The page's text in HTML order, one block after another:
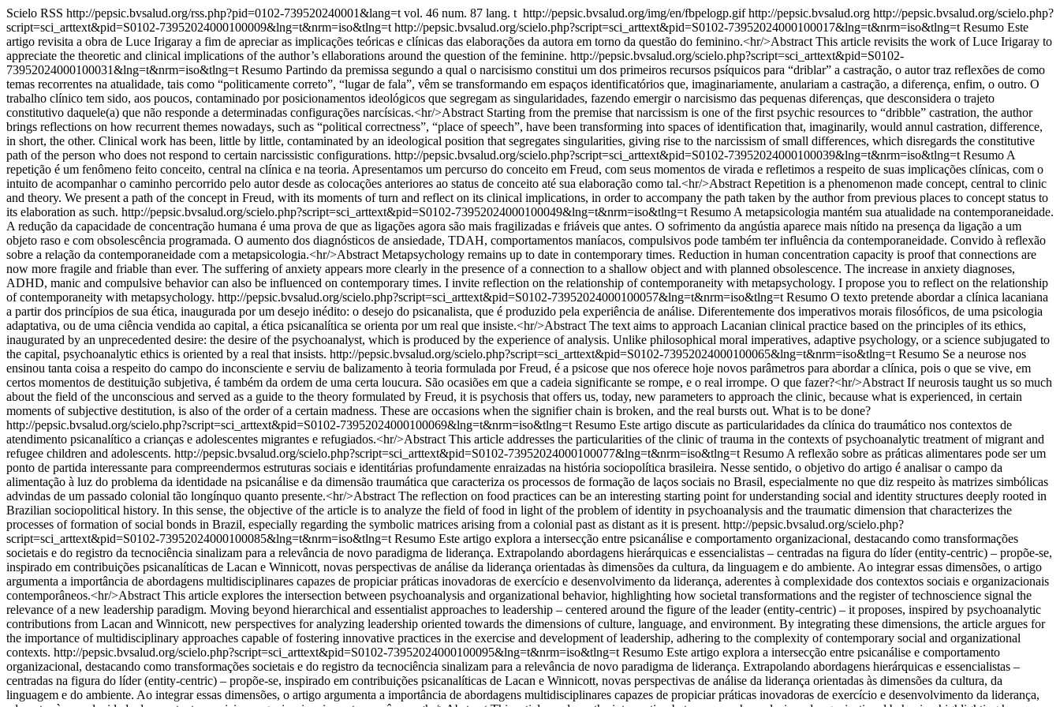
Scielo RSS http://pepsic.bvsalud.org/rss.php?pid=0102-739520240001&lang=t vol. 46 num. 87 lang. t http://pepsic.bvsalud.org/img/en/fbpelogp.gif http://pepsic.bvsalud.org http://pepsic.bvsalud.org/scielo.php?
script=sci_arttext&pid=S0102-73952024000100009&lng=t&nrm=iso&tlng=t http://pepsic.bvsalud.org/scielo.php?script=sci_arttext&pid=S0102-73952024000100017&lng=t&nrm=iso&tlng=t Resumo Este
artigo revisita a obra de Luce Irigaray a fim de apreciar as implicações teóricas e clínicas das elaborações da autora em torno da questão do feminino.<hr/>Abstract This article revisits the work of Luce Irigaray to
appreciate the theoretic and clinical implications of the author’s ellaborations around the question of the feminine. http://pepsic.bvsalud.org/scielo.php?script=sci_arttext&pid=S0102-
73952024000100031&lng=t&nrm=iso&tlng=t Resumo Partindo da premissa segundo a qual o narcisismo constitui um dos primeiros recursos psíquicos para “driblar” a castração, o autor traz reflexões de como
temas recorrentes na atualidade, tais como “politicamente correto”, “lugar de fala”, vêm se transformando em espaços identificatórios que, imaginariamente, anulariam a castração, a diferença, enfim, o outro. O
trabalho clínico tem sido, aos poucos, contaminado por posicionamentos ideológicos que segregam as singularidades, fazendo emergir o narcisismo das pequenas diferenças, que desconsidera o trajeto
constitutivo daquele(a) que não responde a determinadas configurações narcísicas.<hr/>Abstract Starting from the premise that narcissism is one of the first psychic resources to “dribble” castration, the author
brings reflections on how recurrent themes nowadays, such as “political correctness”, “place of speech”, have been transforming into spaces of identification that, imaginarily, would annul castration, difference,
in short, the other. Clinical work has been, little by little, contaminated by an ideological position that segregates singularities, giving rise to the narcissism of small differences, which disregards the constitutive
path of the person who does not respond to certain narcissistic configurations. http://pepsic.bvsalud.org/scielo.php?script=sci_arttext&pid=S0102-73952024000100039&lng=t&nrm=iso&tlng=t Resumo A
repetição é um fenômeno feito conceito, central na clínica e na teoria. Apresentamos um percurso do conceito em Freud, com seus momentos de virada e refletimos a respeito de suas implicações clínicas, com o
intuito de acompanhar o caminho percorrido pelo autor desde as colocações anteriores ao status de conceito até sua elaboração como tal.<hr/>Abstract Repetition is a phenomenon made concept, central to clinic
and theory. We present a path of the concept in Freud, with its moments of turn and reflect on its clinical implications, in order to accompany the path taken by the author from previous places to concept status to
its elaboration as such. http://pepsic.bvsalud.org/scielo.php?script=sci_arttext&pid=S0102-73952024000100049&lng=t&nrm=iso&tlng=t Resumo A metapsicologia mantém sua atualidade na contemporaneidade.
A redução da capacidade de concentração humana é uma prova de que as ligações agora são mais fragilizadas e friáveis que antes. O sofrimento da angústia aparece mais nítido na presença da ligação a um
objeto raso e com obsolescência programada. O aumento dos diagnósticos de ansiedade, TDAH, comportamentos maníacos, compulsivos pode também ter influência da contemporaneidade. Convido à reflexão
sobre a relação da contemporaneidade com a metapsicologia.<hr/>Abstract Metapsychology remains up to date in contemporary times. Reduction in human concentration capacity is proof that connections are
now more fragile and friable than ever. The suffering of anxiety appears more clearly in the presence of a connection to a shallow object and with planned obsolescence. The increase in anxiety diagnoses,
ADHD, manic and compulsive behavior can also be influenced on contemporary times. I invite reflection on the relationship of contemporaneity with metapsychology. I propose you to reflect on the relationship
of contemporaneity with metapsychology. http://pepsic.bvsalud.org/scielo.php?script=sci_arttext&pid=S0102-73952024000100057&lng=t&nrm=iso&tlng=t Resumo O texto pretende abordar a clínica lacaniana
a partir dos princípios de sua ética, inaugurada por um desejo inédito: o desejo do psicanalista, que é produzido pela experiência de análise. Diferentemente dos imperativos morais filosóficos, de uma psicologia
adaptativa, ou de uma ciência vendida ao capital, a ética psicanalítica se orienta por um real que insiste.<hr/>Abstract The text aims to approach Lacanian clinical practice based on the principles of its ethics,
inaugurated by an unprecedented desire: the desire of the psychoanalyst, which is produced by the experience of analysis. Unlike philosophical moral imperatives, adaptive psychology, or a science subjugated to
the capital, psychoanalytic ethics is oriented by a real that insists. http://pepsic.bvsalud.org/scielo.php?script=sci_arttext&pid=S0102-73952024000100065&lng=t&nrm=iso&tlng=t Resumo Se a neurose nos
ensinou tanta coisa a respeito do campo do inconsciente e serviu de balizamento à teoria formulada por Freud, é a psicose que nos oferece hoje novos parâmetros para abordar a clínica, pois o que se vive, em
certos momentos de destituição subjetiva, é também da ordem de uma certa loucura. São ocasiões em que a cadeia significante se rompe, e o real irrompe. O que fazer?<hr/>Abstract If neurosis taught us so much
about the field of the unconscious and served as a guide to the theory formulated by Freud, it is psychosis that offers us, today, new parameters to approach the clinic, because what is experienced, in certain
moments of subjective destitution, is also of the order of a certain madness. These are occasions when the signifier chain is broken, and the real bursts out. What is to be done?
http://pepsic.bvsalud.org/scielo.php?script=sci_arttext&pid=S0102-73952024000100069&lng=t&nrm=iso&tlng=t Resumo Este artigo discute as particularidades da clínica do traumático nos contextos de
atendimento psicanalítico a crianças e adolescentes migrantes e refugiados.<hr/>Abstract This article addresses the particularities of the clinic of trauma in the contexts of psychoanalytic treatment of migrant and
refugee children and adolescents. http://pepsic.bvsalud.org/scielo.php?script=sci_arttext&pid=S0102-73952024000100077&lng=t&nrm=iso&tlng=t Resumo A reflexão sobre as práticas alimentares pode ser um
ponto de partida interessante para compreendermos estruturas sociais e identitárias profundamente enraizadas na história sociopolítica brasileira. Nesse sentido, o objetivo do artigo é analisar o campo da
alimentação à luz do problema da identidade na psicanálise e da dimensão traumática que caracteriza os processos de formação de laços sociais no Brasil, especialmente no que diz respeito às matrizes simbólicas
advindas de um passado colonial tão longínquo quanto presente.<hr/>Abstract The reflection on food practices can be an interesting starting point for understanding social and identity structures deeply rooted in
Brazilian sociopolitical history. In this sense, the objective of the article is to analyze the field of food in light of the problem of identity in psychoanalysis and the traumatic dimension that characterizes the
processes of formation of social bonds in Brazil, especially regarding the symbolic matrices arising from a colonial past as distant as it is present. http://pepsic.bvsalud.org/scielo.php?
script=sci_arttext&pid=S0102-73952024000100085&lng=t&nrm=iso&tlng=t Resumo Este artigo explora a intersecção entre psicanálise e comportamento organizacional, destacando como transformações
societais e do registro da tecnociência sinalizam para a relevância de novo paradigma de liderança. Extrapolando abordagens hierárquicas e essencialistas – centradas na figura do líder (entity-centric) – propõe-se,
inspirado em contribuições psicanalíticas de Lacan e Winnicott, novas perspectivas de análise da liderança orientadas às dimensões da cultura, da linguagem e do ambiente. Ao integrar essas dimensões, o artigo
argumenta a importância de abordagens multidisciplinares capazes de propiciar práticas inovadoras de exercício e desenvolvimento da liderança, aderentes à complexidade dos contextos sociais e organizacionais
contemporâneos.<hr/>Abstract This article explores the intersection between psychoanalysis and organizational behavior, highlighting how societal transformations and the register of technoscience signal the
relevance of a new leadership paradigm. Moving beyond hierarchical and essentialist approaches to leadership – centered around the figure of the leader (entity-centric) – it proposes, inspired by psychoanalytic
contributions from Lacan and Winnicott, new perspectives for analyzing leadership oriented towards the dimensions of culture, language, and environment. By integrating these dimensions, the article argues for
the importance of multidisciplinary approaches capable of fostering innovative practices in the exercise and development of leadership, adhering to the complexity of contemporary social and organizational
contexts. http://pepsic.bvsalud.org/scielo.php?script=sci_arttext&pid=S0102-73952024000100095&lng=t&nrm=iso&tlng=t Resumo Este artigo explora a intersecção entre psicanálise e comportamento
organizacional, destacando como transformações societais e do registro da tecnociência sinalizam para a relevância de novo paradigma de liderança. Extrapolando abordagens hierárquicas e essencialistas –
centradas na figura do líder (entity-centric) – propõe-se, inspirado em contribuições psicanalíticas de Lacan e Winnicott, novas perspectivas de análise da liderança orientadas às dimensões da cultura, da
linguagem e do ambiente. Ao integrar essas dimensões, o artigo argumenta a importância de abordagens multidisciplinares capazes de propiciar práticas inovadoras de exercício e desenvolvimento da liderança,